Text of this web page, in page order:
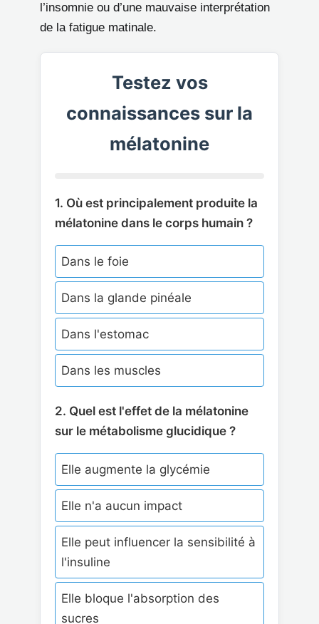
l’insomnie ou d’une mauvaise interprétation
de la fatigue matinale.
Testez vos
connaissances sur la
mélatonine
1. Où est principalement produite la
mélatonine dans le corps humain ?
Dans le foie
Dans la glande pinéale
Dans l'estomac
Dans les muscles
2. Quel est l'effet de la mélatonine
sur le métabolisme glucidique ?
Elle augmente la glycémie
Elle n'a aucun impact
Elle peut influencer la sensibilité à
l'insuline
Elle bloque l'absorption des
sucres